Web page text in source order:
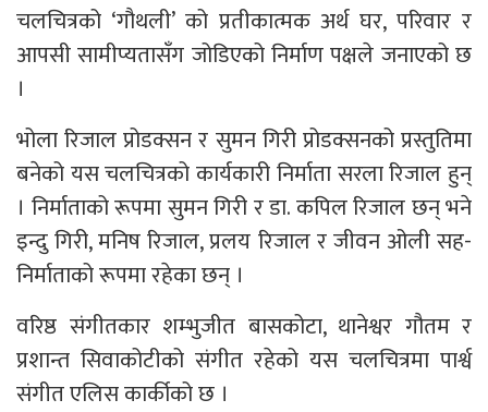
चलचित्रको ‘गौथली’ को प्रतीकात्मक अर्थ घर, परिवार र
आपसी सामीप्यतासँग जोडिएको निर्माण पक्षले जनाएको छ
।
भोला रिजाल प्रोडक्सन र सुमन गिरी प्रोडक्सनको प्रस्तुतिमा
बनेको यस चलचित्रको कार्यकारी निर्माता सरला रिजाल हुन्
। निर्माताको रूपमा सुमन गिरी र डा. कपिल रिजाल छन् भने
इन्दु गिरी, मनिष रिजाल, प्रलय रिजाल र जीवन ओली सह-
निर्माताको रूपमा रहेका छन् ।
वरिष्ठ संगीतकार शम्भुजीत बासकोटा, थानेश्वर गौतम र
प्रशान्त सिवाकोटीको संगीत रहेको यस चलचित्रमा पार्श्व
संगीत एलिस कार्कीको छ ।